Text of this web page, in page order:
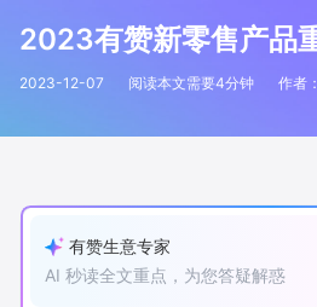
有赞春季发布会 实干家
2023有赞新零售产品
2023-12-07 阅读本文需要4分钟 作者：
有赞生意专家
AI 秒读全文重点，为您答疑解惑